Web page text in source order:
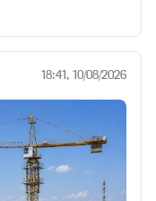
18:41, 10/08/2026